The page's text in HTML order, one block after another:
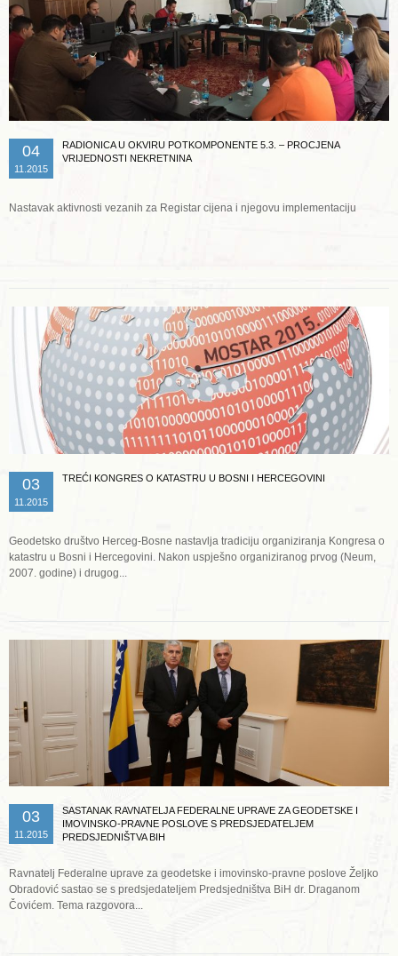
04
11.2015
RADIONICA U OKVIRU POTKOMPONENTE 5.3. – PROCJENA
VRIJEDNOSTI NEKRETNINA
Nastavak aktivnosti vezanih za Registar cijena i njegovu implementaciju
03
11.2015
TREĆI KONGRES O KATASTRU U BOSNI I HERCEGOVINI
Geodetsko društvo Herceg-Bosne nastavlja tradiciju organiziranja Kongresa o
katastru u Bosni i Hercegovini. Nakon uspješno organiziranog prvog (Neum,
2007. godine) i drugog...
03
11.2015
SASTANAK RAVNATELJA FEDERALNE UPRAVE ZA GEODETSKE I
IMOVINSKO-PRAVNE POSLOVE S PREDSJEDATELJEM
PREDSJEDNIŠTVA BIH
Ravnatelj Federalne uprave za geodetske i imovinsko-pravne poslove Željko
Obradović sastao se s predsjedateljem Predsjedništva BiH dr. Draganom
Čovićem. Tema razgovora...